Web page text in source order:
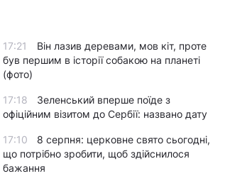
17:21
Він лазив деревами, мов кіт, проте
був першим в історії собакою на планеті
(фото)
17:18
Зеленський вперше поїде з
офіційним візитом до Сербії: названо дату
17:10
8 серпня: церковне свято сьогодні,
що потрібно зробити, щоб здійснилося
бажання